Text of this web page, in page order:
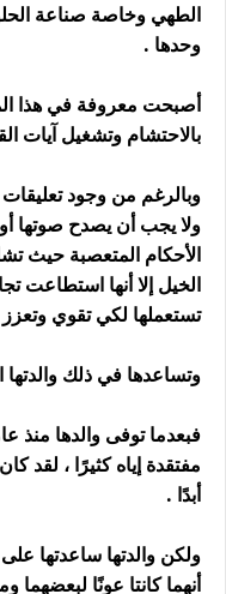
الطهي وخاصة صناعة
وحدها .
أصبحت معروفة في هذا
بالاحتشام وتشغيل آيات
وبالرغم من وجود
ولا يجب أن يصدح صوتها
الأحكام المتعصبة حيث
الخيل إلا أنها استطاعت
تستعملها لكي تقوي وتعزز
وتساعدها في ذلك والدتها
فبعدما توفى والدها منذ
مفتقدة إياه كثيرًا ، لقد
أبدًا .
ولكن والدتها ساعدتها
أنهما كانتا عونًا لبعضهما